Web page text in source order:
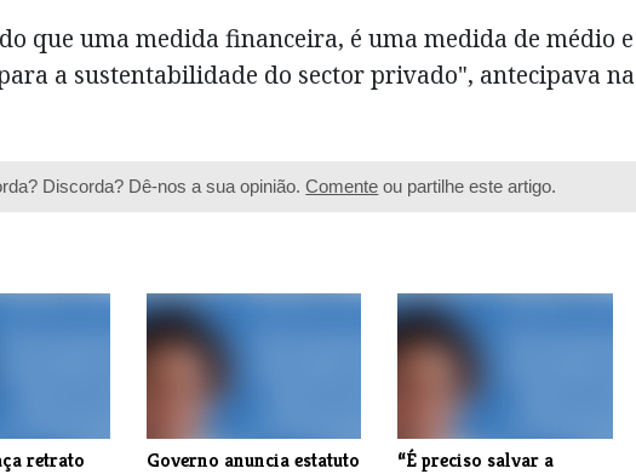
que uma medida financeira, é uma medida de médio e
a sustentabilidade do sector privado", antecipava na
Discorda? Dê-nos a sua opinião.Comente ou partilhe este artigo.
retrato
​Governo anuncia estatuto
“É preciso salvar a